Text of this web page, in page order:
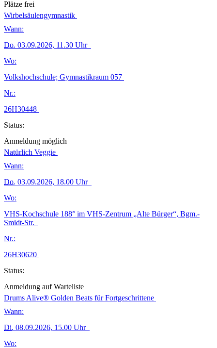
Plätze frei
Wirbelsäulengymnastik
Wann:
Do. 03.09.2026, 11.30 Uhr
Wo:
Volkshochschule; Gymnastikraum 057
Nr.:
26H30448
Status:
Anmeldung möglich
Natürlich Veggie
Wann:
Do. 03.09.2026, 18.00 Uhr
Wo:
VHS-Kochschule 188° im VHS-Zentrum „Alte Bürger“, Bgm.-
Smidt-Str.
Nr.:
26H30620
Status:
Anmeldung auf Warteliste
Drums Alive® Golden Beats für Fortgeschrittene
Wann:
Di. 08.09.2026, 15.00 Uhr
Wo: